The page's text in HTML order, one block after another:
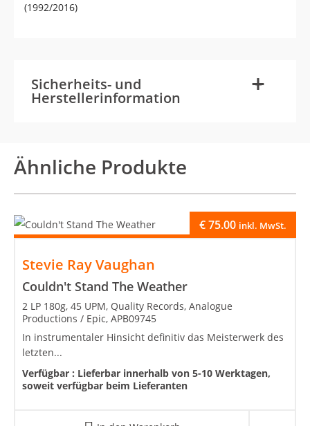
(1992/2016)
Sicherheits- und
Herstellerinformation +
-
Ähnliche Produkte
Stevie Ray Vaughan
Couldn't Stand The Weather
€75.00 inkl. MwSt.
2 LP 180g, 45 UPM, Quality Records, Analogue
Productions / Epic, APB09745
In instrumentaler Hinsicht definitiv das Meisterwerk des
letzten...
Verfügbar : Lieferbar innerhalb von 5-10 Werktagen,
soweit verfügbar beim Lieferanten